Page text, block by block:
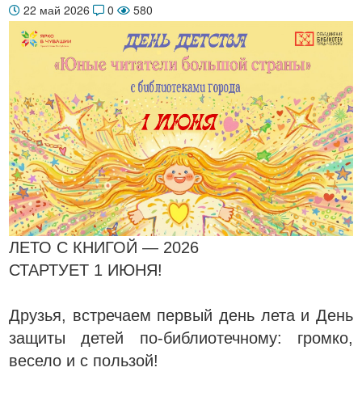
22 май 2026 0 580
ЛЕТО С КНИГОЙ — 2026
СТАРТУЕТ 1 ИЮНЯ!
Друзья, встречаем первый день лета и День
защиты детей по-библиотечному: громко,
весело и с пользой!